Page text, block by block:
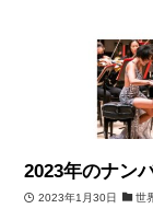
2023年のナン
2023年1月30日 世